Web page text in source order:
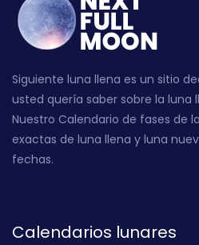
Siguiente luna llena es un sitio
usted quería saber sobre la luna
Nuestro Calendario de fases de
exactas de luna llena y luna
fechas.
Calendarios lunares